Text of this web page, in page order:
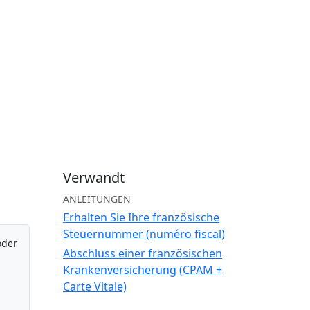
Verwandt
ANLEITUNGEN
Erhalten Sie Ihre französische
Steuernummer (numéro fiscal)
Abschluss einer französischen
Krankenversicherung (CPAM +
Carte Vitale)